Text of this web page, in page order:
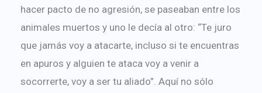
hacer pacto de no agresión, se paseaban entre los
animales muertos y uno le decía al otro: “Te juro
que jamás voy a atacarte, incluso si te encuentras
en apuros y alguien te ataca voy a venir a
socorrerte, voy a ser tu aliado”. Aquí no sólo